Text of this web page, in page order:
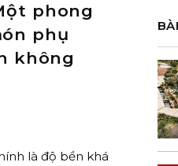
phong
phụ
không
là độ bền khá